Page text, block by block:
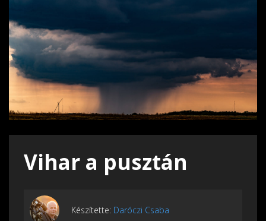
Vihar a pusztán
Készítette: Daróczi Csaba